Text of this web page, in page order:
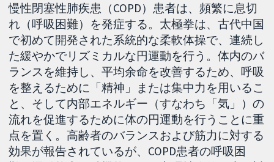
慢性閉塞性肺疾患（COPD）患者は、頻繁に息切
れ（呼吸困難）を発症する。太極拳は、古代中国
で初めて開発された系統的な柔軟体操で、連続し
た緩やかでリズミカルな円運動を行う。体内のバ
ランスを維持し、平均余命を改善するため、呼吸
を整えるために「精神」または集中力を用いるこ
と、そして内部エネルギー（すなわち「気」）の
流れを促進するために体の円運動を行うことに重
点を置く。高齢者のバランスおよび筋力に対する
効果が報告されているが、COPD患者の呼吸困